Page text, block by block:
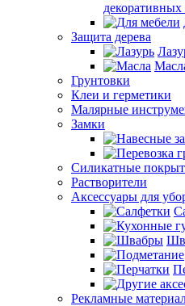
Защита дерева
Грунтовки
Клеи и герметики
Малярные
Замки
Силикатные
Растворители
Аксессуары для
Рекламные